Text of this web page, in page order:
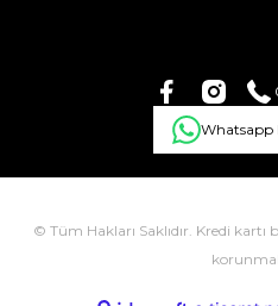
Whatsapp
© Tüm Hakları Saklıdır. Kredi kartı